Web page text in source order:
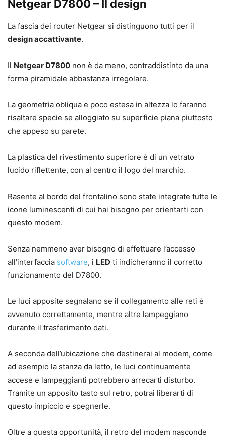
Netgear D7800 – Il design
La fascia dei router Netgear si distinguono tutti per il
design accattivante.
Il Netgear D7800 non è da meno, contraddistinto da una
forma piramidale abbastanza irregolare.
La geometria obliqua e poco estesa in altezza lo faranno
risaltare specie se alloggiato su superficie piana piuttosto
che appeso su parete.
La plastica del rivestimento superiore è di un vetrato
lucido riflettente, con al centro il logo del marchio.
Rasente al bordo del frontalino sono state integrate tutte le
icone luminescenti di cui hai bisogno per orientarti con
questo modem.
Senza nemmeno aver bisogno di effettuare l’accesso
all’interfaccia software, i LED ti indicheranno il corretto
funzionamento del D7800.
Le luci apposite segnalano se il collegamento alle reti è
avvenuto correttamente, mentre altre lampeggiano
durante il trasferimento dati.
A seconda dell’ubicazione che destinerai al modem, come
ad esempio la stanza da letto, le luci continuamente
accese e lampeggianti potrebbero arrecarti disturbo.
Tramite un apposito tasto sul retro, potrai liberarti di
questo impiccio e spegnerle.
Oltre a questa opportunità, il retro del modem nasconde